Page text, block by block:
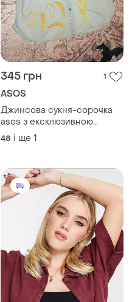
345 грн 1
ASOS
Джинсова сукня-сорочка
asos з ексклюзивною
ручною вишивкою (колоски,
48 і ще 1